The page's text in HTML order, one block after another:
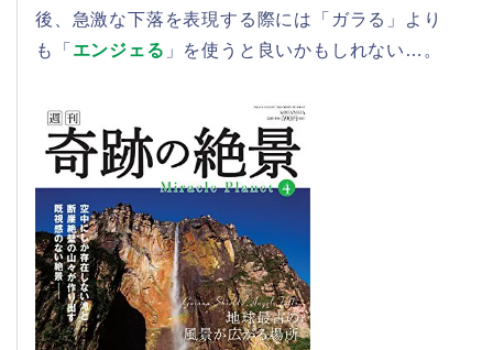
後、急激な下落を表現する際には「ガラる」より
も「 エンジェる 」を使うと良いかもしれない…。